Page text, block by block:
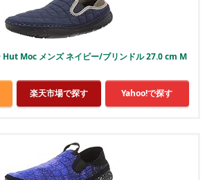
Hut Moc メンズ ネイビー/ブリンドル 27.0 cm M
楽天市場で探す Yahoo!で探す